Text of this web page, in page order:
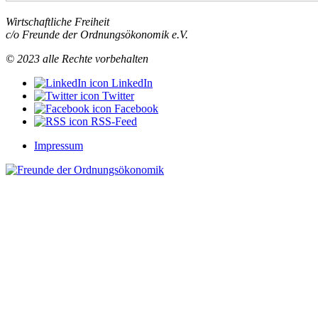
Wirtschaftliche Freiheit
c/o Freunde der Ordnungsökonomik e.V.
© 2023 alle Rechte vorbehalten
LinkedIn
Twitter
Facebook
RSS-Feed
Impressum